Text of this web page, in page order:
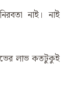
নাই। নাই
লাভ কতটুকুই